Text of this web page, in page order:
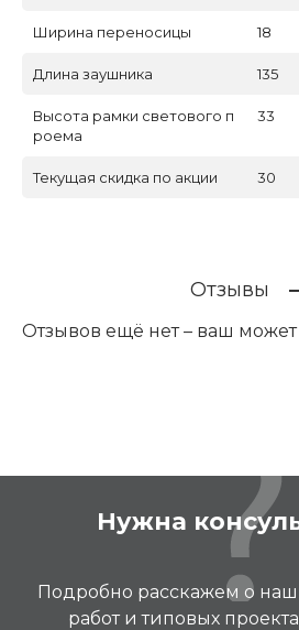
Ширина переносицы 18
Длина заушника 135
Высота рамки светового п
роема
33
Текущая скидка по акции 30
Отзывы
Отзывов ещё нет – ваш может
Нужна
Подробно расскажем о
работ и типовых